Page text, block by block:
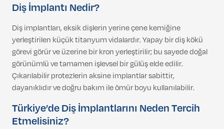
Diş İmplantı Nedir?
Diş implantları, eksik dişlerin yerine çene kemiğine
yerleştirilen küçük titanyum vidalardır. Yapay bir diş kökü
görevi görür ve üzerine bir kron yerleştirilir; bu sayede doğal
görünümlü ve tamamen işlevsel bir gülüş elde edilir.
Çıkarılabilir protezlerin aksine implantlar sabittir,
dayanıklıdır ve doğru bakım ile ömür boyu kullanılabilir.
Türkiye’de Diş İmplantlarını Neden Tercih
Etmelisiniz?